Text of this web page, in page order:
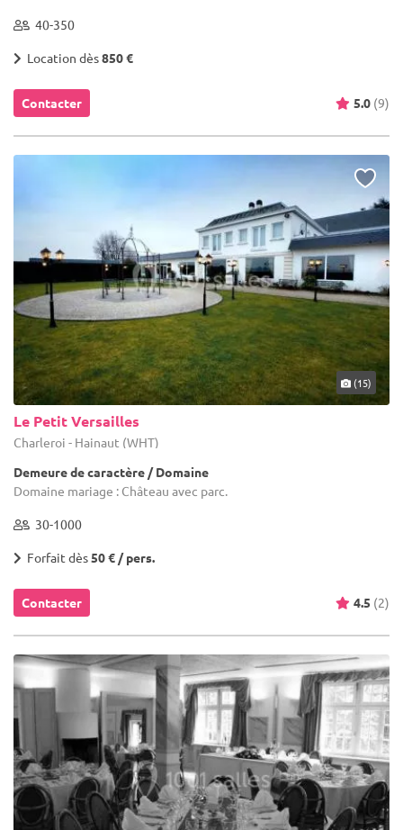
40-350
Location dès850 €
Contacter 5.0 (9)
(15)
Le Petit Versailles
Charleroi - Hainaut (WHT)
Demeure de caractère / Domaine
Domaine mariage : Château avec parc.
30-1000
Forfait dès 50 € / pers.
Contacter 4.5 (2)